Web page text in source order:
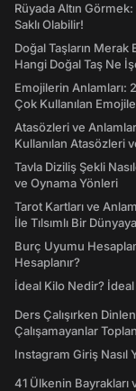
Rüyada Altın
Saklı Olabilir!
Doğal Taşların Merak
Hangi Doğal Taş Ne
Emojilerin Anlamları:
Çok Kullanılan
Atasözleri ve
Kullanılan Atasözleri
Tavla Diziliş Şekli
ve Oynama Yönleri
Tarot Kartları ve
İle Tılsımlı Bir
Burç Uyumu
Hesaplanır?
İdeal Kilo Nedir? İdeal
Ders Çalışırken
Çalışamayanlar
Instagram Giriş Nasıl
41 Ülkenin Bayrakları